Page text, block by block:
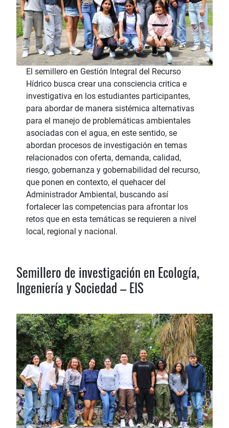
El semillero en Gestión Integral del Recurso
Hídrico busca crear una consciencia critica e
investigativa en los estudiantes participantes,
para abordar de manera sistémica alternativas
para el manejo de problemáticas ambientales
asociadas con el agua, en este sentido, se
abordan procesos de investigación en temas
relacionados con oferta, demanda, calidad,
riesgo, gobernanza y gobernabilidad del recurso,
que ponen en contexto, el quehacer del
Administrador Ambiental, buscando así
fortalecer las competencias para afrontar los
retos que en esta temáticas se requieren a nivel
local, regional y nacional.
Semillero de investigación en Ecología,
Ingeniería y Sociedad – EIS